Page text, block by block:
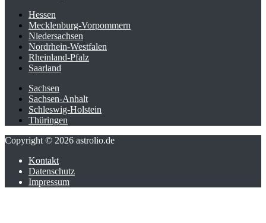
Hessen
Mecklenburg-Vorpommern
Niedersachsen
Nordrhein-Westfalen
Rheinland-Pfalz
Saarland
Sachsen
Sachsen-Anhalt
Schleswig-Holstein
Thüringen
Copyright © 2026 astrolio.de
Kontakt
Datenschutz
Impressum